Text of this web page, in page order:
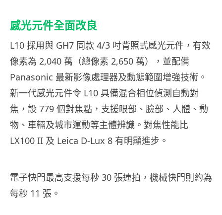
感光元件全面改良
L10 採用與 GH7 同款 4/3 吋背照式感光元件，有效
像素為 2,040 萬（總像素 2,650 萬），並配備
Panasonic 最新影像處理器及動態範圍增強技術。
新一代感光元件令 L10 具備混合相位偵測自動對
焦，設 779 個對焦點，支援眼部、臉部、人體、動
物、車輛及城市運動等主體辨識。對焦性能比
LX100 II 及 Leica D-Lux 8 有明顯進步。
電子快門最高支援每秒 30 張連拍，機械快門則約為
每秒 11 張。